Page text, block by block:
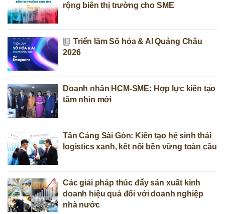
rộng biên thị trường cho SME
Triển lãm Số hóa & AI Quảng Châu
2026
Doanh nhân HCM-SME: Hợp lực kiến tạo
tầm nhìn mới
Tân Cảng Sài Gòn: Kiến tạo hệ sinh thái
logistics xanh, kết nối bền vững toàn cầu
Các giải pháp thúc đẩy sản xuất kinh
doanh hiệu quả đối với doanh nghiệp
nhà nước